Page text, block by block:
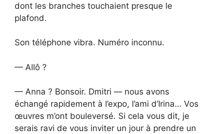
dont les branches touchaient presque le
plafond.
Son téléphone vibra. Numéro inconnu.
— Allô ?
— Anna ? Bonsoir. Dmitri — nous avons
échangé rapidement à l’expo, l’ami d’Irina… Vos
œuvres m’ont bouleversé. Si cela vous dit, je
serais ravi de vous inviter un jour à prendre un